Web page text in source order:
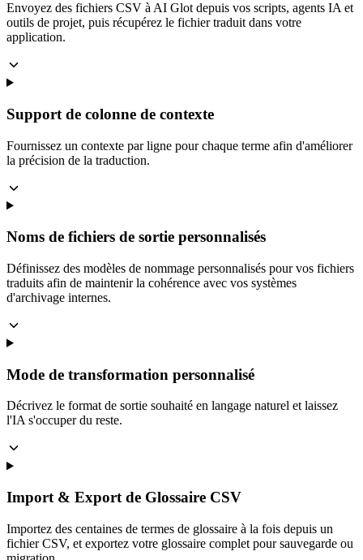
Envoyez des fichiers CSV à AI Glot depuis vos scripts, agents IA et
outils de projet, puis récupérez le fichier traduit dans votre
application.
Support de colonne de contexte
Fournissez un contexte par ligne pour chaque terme afin d'améliorer
la précision de la traduction.
Noms de fichiers de sortie personnalisés
Définissez des modèles de nommage personnalisés pour vos fichiers
traduits afin de maintenir la cohérence avec vos systèmes
d'archivage internes.
Mode de transformation personnalisé
Décrivez le format de sortie souhaité en langage naturel et laissez
l'IA s'occuper du reste.
Import & Export de Glossaire CSV
Importez des centaines de termes de glossaire à la fois depuis un
fichier CSV, et exportez votre glossaire complet pour sauvegarde ou